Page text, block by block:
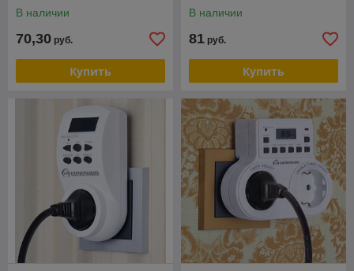
В наличии
70,30 руб.
Купить
В наличии
81 руб.
Купить